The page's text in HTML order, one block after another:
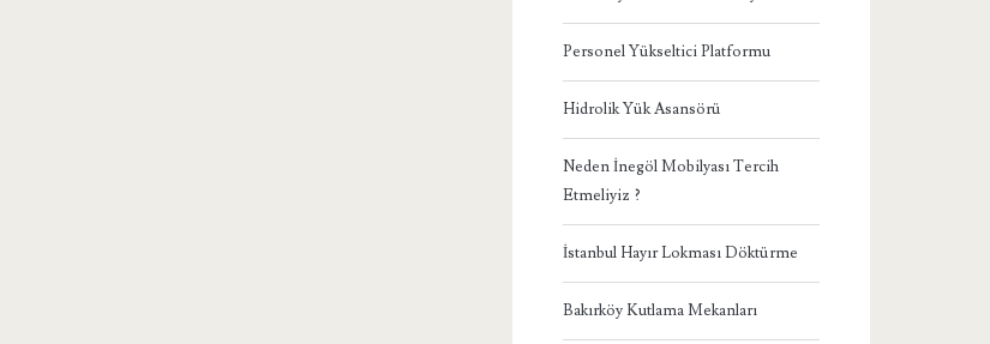
Personel Yükseltici Platformu
Hidrolik Yük Asansörü
Neden İnegöl Mobilyası Tercih
Etmeliyiz ?
İstanbul Hayır Lokması Döktürme
Bakırköy Kutlama Mekanları